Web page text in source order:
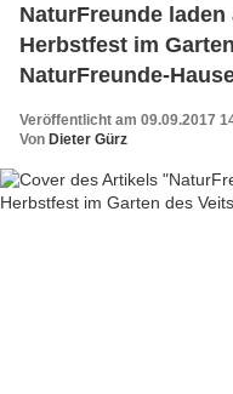
NaturFreunde
Herbstfest im
NaturFreunde-
Veröffentlicht am 09.09.2017
Von Dieter Gürz